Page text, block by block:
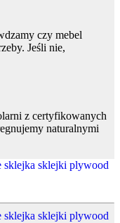
czy mebel
Jeśli nie,
z certyfikowanych
naturalnymi